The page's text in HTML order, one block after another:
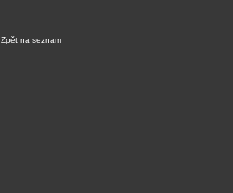
Zpět na seznam